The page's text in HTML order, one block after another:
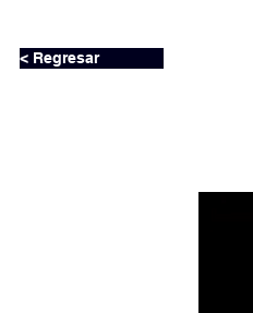
< Regresar